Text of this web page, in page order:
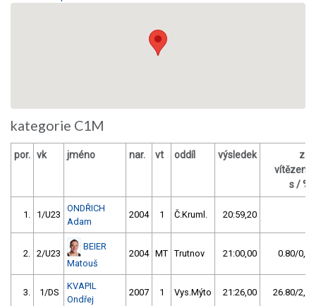
kategorie C1M
por. vk jméno nar. vt oddíl výsledek
za
vítězem
s / %
1. 1/U23
ONDŘICH
Adam
2004 1 Č.Kruml. 20:59,20
2. 2/U23
BEIER
Matouš
2004 MT Trutnov 21:00,00 0.80/0,1
3. 1/DS
KVAPIL
Ondřej
2007 1 Vys.Mýto 21:26,00 26.80/2,1